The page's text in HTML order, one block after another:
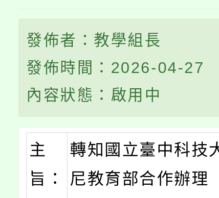
發佈者：教學組長
發佈時間：2026-04-27
內容狀態：啟用中
主
旨：
轉知國立臺中科技
尼教育部合作辦理